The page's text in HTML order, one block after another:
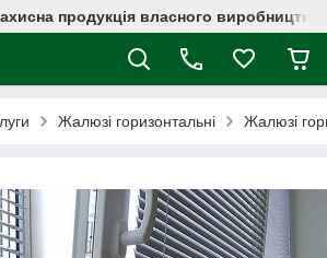
продукція власного виробництва
Жалюзі горизонтальні Жалюзі